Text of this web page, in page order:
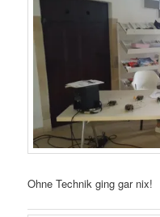
Ohne Technik ging gar nix!